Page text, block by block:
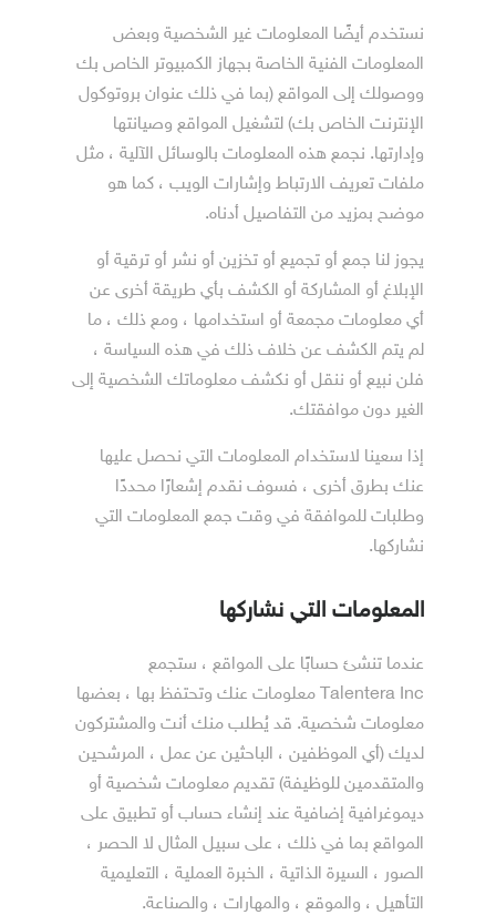
نستخدم أيضًا المعلومات غير الشخصية وبعض
المعلومات الفنية الخاصة بجهاز الكمبيوتر الخاص بك
ووصولك إلى المواقع (بما في ذلك عنوان بروتوكول
الإنترنت الخاص بك) لتشغيل المواقع وصيانتها
وإدارتها. نجمع هذه المعلومات بالوسائل الآلية ، مثل
ملفات تعريف الارتباط وإشارات الويب ، كما هو
موضح بمزيد من التفاصيل أدناه.
يجوز لنا جمع أو تجميع أو تخزين أو نشر أو ترقية أو
الإبلاغ أو المشاركة أو الكشف بأي طريقة أخرى عن
أي معلومات مجمعة أو استخدامها ، ومع ذلك ، ما
لم يتم الكشف عن خلاف ذلك في هذه السياسة ،
فلن نبيع أو ننقل أو نكشف معلوماتك الشخصية إلى
الغير دون موافقتك.
إذا سعينا لاستخدام المعلومات التي نحصل عليها
عنك بطرق أخرى ، فسوف نقدم إشعارًا محددًا
وطلبات للموافقة في وقت جمع المعلومات التي
نشاركها.
المعلومات التي نشاركها
عندما تنشئ حسابًا على المواقع ، ستجمع
Talentera Inc معلومات عنك وتحتفظ بها ، بعضها
معلومات شخصية. قد يُطلب منك أنت والمشتركون
لديك (أي الموظفين ، الباحثين عن عمل ، المرشحين
والمتقدمين للوظيفة) تقديم معلومات شخصية أو
ديموغرافية إضافية عند إنشاء حساب أو تطبيق على
المواقع بما في ذلك ، على سبيل المثال لا الحصر ،
الصور ، السيرة الذاتية ، الخبرة العملية ، التعليمية
التأهيل ، والموقع ، والمهارات ، والصناعة.